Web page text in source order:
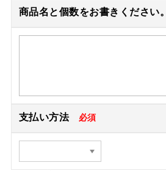
商品名と個数をお書きください。
支払い方法 必須